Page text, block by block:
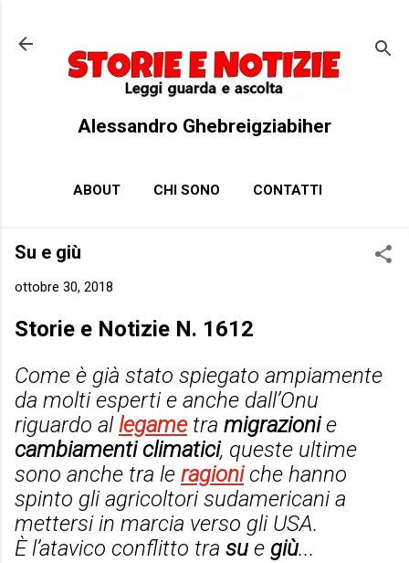
Alessandro Ghebreigziabiher
ABOUT CHI SONO CONTATTI
Su e giù
ottobre 30, 2018
Storie e Notizie N. 1612
Come è già stato spiegato ampiamente
da molti esperti e anche dall’Onu
riguardo allegametra migrazionie
cambiamenti climatici, queste ultime
sono anche tra le ragioniche hanno
spinto gli agricoltori sudamericani a
mettersi in marcia verso gli USA.
È l’atavico conflitto tra su e giù...